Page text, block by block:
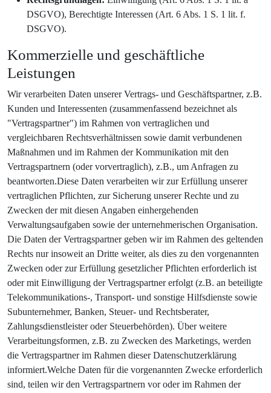
DSGVO), Berechtigte Interessen (Art. 6 Abs. 1 S. 1 lit. f.
DSGVO).
Kommerzielle und geschäftliche
Leistungen
Wir verarbeiten Daten unserer Vertrags- und Geschäftspartner, z.B.
Kunden und Interessenten (zusammenfassend bezeichnet als
"Vertragspartner") im Rahmen von vertraglichen und
vergleichbaren Rechtsverhältnissen sowie damit verbundenen
Maßnahmen und im Rahmen der Kommunikation mit den
Vertragspartnern (oder vorvertraglich), z.B., um Anfragen zu
beantworten.Diese Daten verarbeiten wir zur Erfüllung unserer
vertraglichen Pflichten, zur Sicherung unserer Rechte und zu
Zwecken der mit diesen Angaben einhergehenden
Verwaltungsaufgaben sowie der unternehmerischen Organisation.
Die Daten der Vertragspartner geben wir im Rahmen des geltenden
Rechts nur insoweit an Dritte weiter, als dies zu den vorgenannten
Zwecken oder zur Erfüllung gesetzlicher Pflichten erforderlich ist
oder mit Einwilligung der Vertragspartner erfolgt (z.B. an beteiligte
Telekommunikations-, Transport- und sonstige Hilfsdienste sowie
Subunternehmer, Banken, Steuer- und Rechtsberater,
Zahlungsdienstleister oder Steuerbehörden). Über weitere
Verarbeitungsformen, z.B. zu Zwecken des Marketings, werden
die Vertragspartner im Rahmen dieser Datenschutzerklärung
informiert.Welche Daten für die vorgenannten Zwecke erforderlich
sind, teilen wir den Vertragspartnern vor oder im Rahmen der